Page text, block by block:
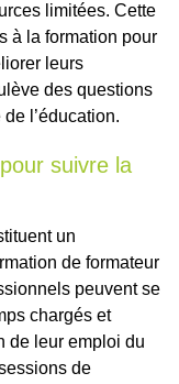
limitées. Cette
à la formation pour
leurs
des questions
l’éducation.
suivre la
un
de formateur
peuvent se
chargés et
de leur emploi du
de